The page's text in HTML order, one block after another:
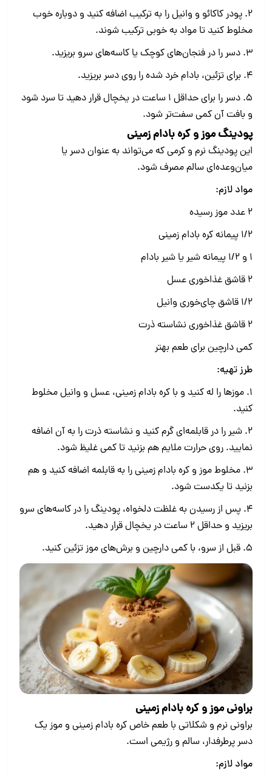
2. پودر کاکائو و وانیل را به ترکیب اضافه کنید و دوباره خوب
مخلوط کنید تا مواد به خوبی ترکیب شوند.
3. دسر را در فنجان‌های کوچک یا کاسه‌های سرو بریزید.
4. برای تزئین، بادام خرد شده را روی دسر بریزید.
5. دسر را برای حداقل 1 ساعت در یخچال قرار دهید تا سرد شود
و بافت آن کمی سفت‌تر شود.
پودینگ موز و کره بادام زمینی
این پودینگ نرم و کرمی که می‌تواند به عنوان دسر یا
میان‌وعده‌ای سالم مصرف شود.
مواد لازم:
۲ عدد موز رسیده
۱/۲ پیمانه کره بادام زمینی
۱ و ۱/۲ پیمانه شیر یا شیر بادام
۲ قاشق غذاخوری عسل
۱/۲ قاشق چای‌خوری وانیل
۲ قاشق غذاخوری نشاسته ذرت
کمی دارچین برای طعم بهتر
طرز تهیه:
1. موزها را له کنید و با کره بادام زمینی، عسل و وانیل مخلوط
کنید.
2. شیر را در قابلمه‌ای گرم کنید و نشاسته ذرت را به آن اضافه
نمایید. روی حرارت ملایم هم بزنید تا کمی غلیظ شود.
3. مخلوط موز و کره بادام زمینی را به قابلمه اضافه کنید و هم
بزنید تا یکدست شود.
4. پس از رسیدن به غلظت دلخواه، پودینگ را در کاسه‌های سرو
بریزید و حداقل ۲ ساعت در یخچال قرار دهید.
5. قبل از سرو، با کمی دارچین و برش‌های موز تزئین کنید.
براونی موز و کره بادام زمینی
براونی نرم و شکلاتی با طعم خاص کره بادام زمینی و موز یک
دسر پرطرفدار، سالم و رژیمی است.
مواد لازم: